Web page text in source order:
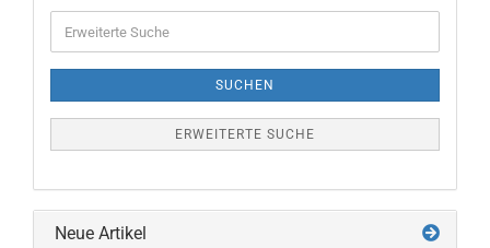
Suche
SUCHEN
ERWEITERTE SUCHE
Neue Artikel